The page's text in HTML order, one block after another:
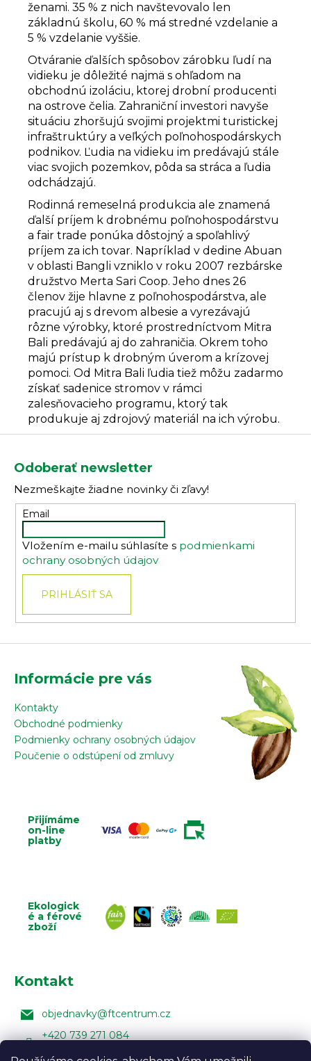
ženami. 35 % z nich navštevovalo len
základnú školu, 60 % má stredné vzdelanie a
5 % vzdelanie vyššie.
Otváranie ďalších spôsobov zárobku ľudí na
vidieku je dôležité najmä s ohľadom na
obchodnú izoláciu, ktorej drobní producenti
na ostrove čelia. Zahraniční investori navyše
situáciu zhoršujú svojimi projektmi turistickej
infraštruktúry a veľkých poľnohospodárskych
podnikov. Ľudia na vidieku im predávajú stále
viac svojich pozemkov, pôda sa stráca a ľudia
odchádzajú.
Rodinná remeselná produkcia ale znamená
ďalší príjem k drobnému poľnohospodárstvu
a fair trade ponúka dôstojný a spoľahlivý
príjem za ich tovar. Napríklad v dedine Abuan
v oblasti Bangli vzniklo v roku 2007 rezbárske
družstvo Merta Sari Coop. Jeho dnes 26
členov žije hlavne z poľnohospodárstva, ale
pracujú aj s drevom albesie a vyrezávajú
rôzne výrobky, ktoré prostredníctvom Mitra
Bali predávajú aj do zahraničia. Okrem toho
majú prístup k drobným úverom a krízovej
pomoci. Od Mitra Bali ľudia tiež môžu zadarmo
získať sadenice stromov v rámci
zalesňovacieho programu, ktorý tak
produkuje aj zdrojový materiál na ich výrobu.
Odoberať newsletter
Nezmeškajte žiadne novinky či zľavy!
Email
Vložením e-mailu súhlasíte s podmienkami
ochrany osobných údajov
PRIHLÁSIŤ SA
Informácie pre vás
Kontakty
Obchodné podmienky
Podmienky ochrany osobných údajov
Poučenie o odstúpení od zmluvy
Přijímáme
on-line
platby
Ekologick
é a férové
zboží
Kontakt
objednavky@ftcentrum.cz
+420 739 271 084
Facebook Fair Trade Centra